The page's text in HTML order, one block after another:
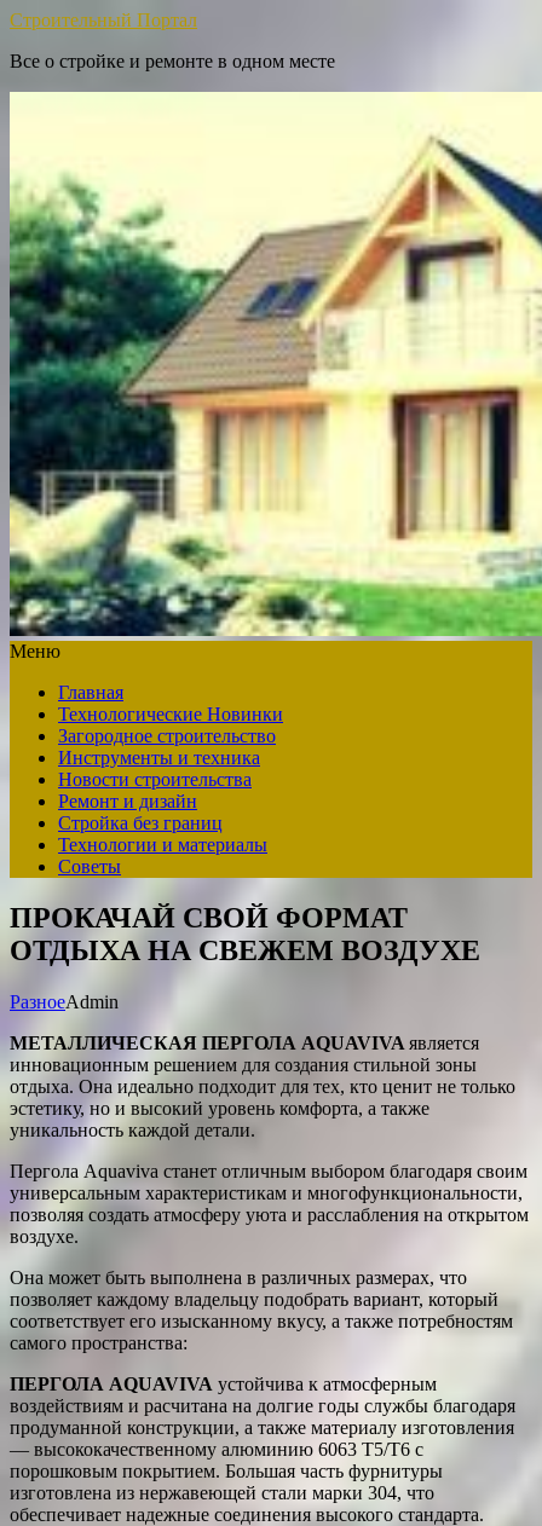
Строительный Портал
Все о стройке и ремонте в одном месте
Меню
Главная
Технологические Новинки
Загородное строительство
Инструменты и техника
Новости строительства
Ремонт и дизайн
Стройка без границ
Технологии и материалы
Советы
ПРОКАЧАЙ СВОЙ ФОРМАТ
ОТДЫХА НА СВЕЖЕМ ВОЗДУХЕ
РазноеAdmin
МЕТАЛЛИЧЕСКАЯ ПЕРГОЛА AQUAVIVA является
инновационным решением для создания стильной зоны
отдыха. Она идеально подходит для тех, кто ценит не только
эстетику, но и высокий уровень комфорта, а также
уникальность каждой детали.
Пергола Aquaviva станет отличным выбором благодаря своим
универсальным характеристикам и многофункциональности,
позволяя создать атмосферу уюта и расслабления на открытом
воздухе.
Она может быть выполнена в различных размерах, что
позволяет каждому владельцу подобрать вариант, который
соответствует его изысканному вкусу, а также потребностям
самого пространства:
ПЕРГОЛА AQUAVIVA устойчива к атмосферным
воздействиям и расчитана на долгие годы службы благодаря
продуманной конструкции, а также материалу изготовления
— высококачественному алюминию 6063 T5/Т6 с
порошковым покрытием. Большая часть фурнитуры
изготовлена из нержавеющей стали марки 304, что
обеспечивает надежные соединения высокого стандарта.